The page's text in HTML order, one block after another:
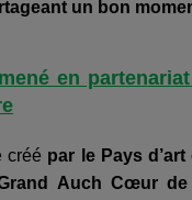
un bon
en
créé par le Pays
Grand Auch Cœur